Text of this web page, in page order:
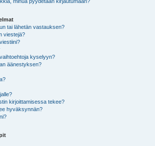
tai lähetän vastauksen?
viestejä?
kyselyyn?
äänestyksen?
kirjoittamisessa tekee?
hyväksynnän?